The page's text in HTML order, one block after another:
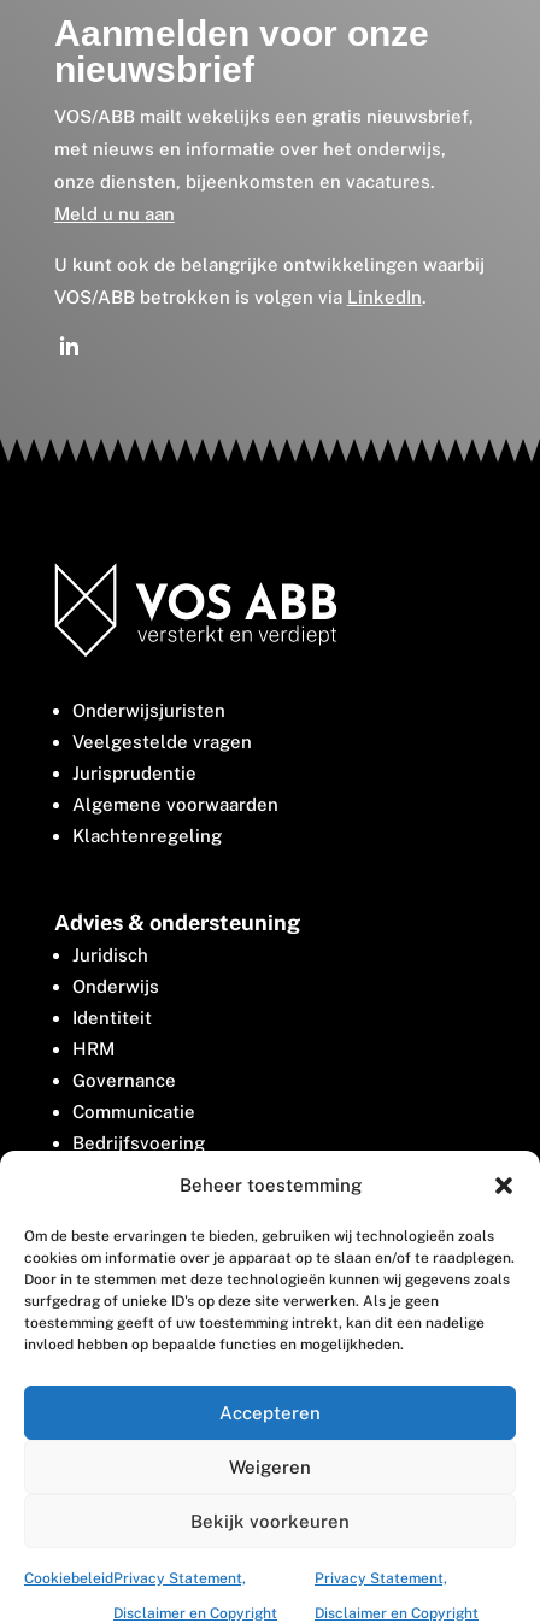
Beheer toestemming
Om de beste ervaringen te bieden, gebruiken wij technologieën zoals
cookies om informatie over je apparaat op te slaan en/of te raadplegen.
Door in te stemmen met deze technologieën kunnen wij gegevens zoals
surfgedrag of unieke ID's op deze site verwerken. Als je geen
toestemming geeft of uw toestemming intrekt, kan dit een nadelige
invloed hebben op bepaalde functies en mogelijkheden.
Accepteren
Weigeren
Bekijk voorkeuren
CookiebeleidPrivacy Statement,
Disclaimer en Copyright
Privacy Statement,
Disclaimer en Copyright
Aanmelden voor onze
nieuwsbrief
VOS/ABB mailt wekelijks een gratis nieuwsbrief,
met nieuws en informatie over het onderwijs,
onze diensten, bijeenkomsten en vacatures.
Meld u nu aan
U kunt ook de belangrijke ontwikkelingen waarbij
VOS/ABB betrokken is volgen via LinkedIn.
Onderwijsjuristen
Veelgestelde vragen
Jurisprudentie
Algemene voorwaarden
Klachtenregeling
Advies & ondersteuning
Juridisch
Onderwijs
Identiteit
HRM
Governance
Communicatie
Bedrijfsvoering
Belangenbehartiging
Contact
Houttuinlaan 8
3447 GM Woerden